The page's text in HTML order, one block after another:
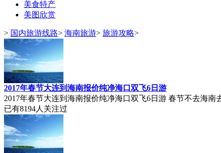
美食特产
美图欣赏
> 国内旅游线路> 海南旅游> 旅游攻略>
2017年春节大连到海南报价纯净海口双飞6日游
2017年春节大连到海南报价纯净海口双飞6日游 春节不去海南
已有8194人关注过